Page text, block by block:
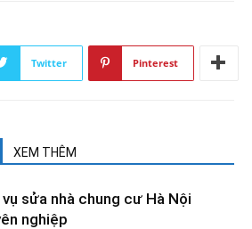
Twitter Pinterest
XEM THÊM
vụ sửa nhà chung cư Hà Nội
nghiệp